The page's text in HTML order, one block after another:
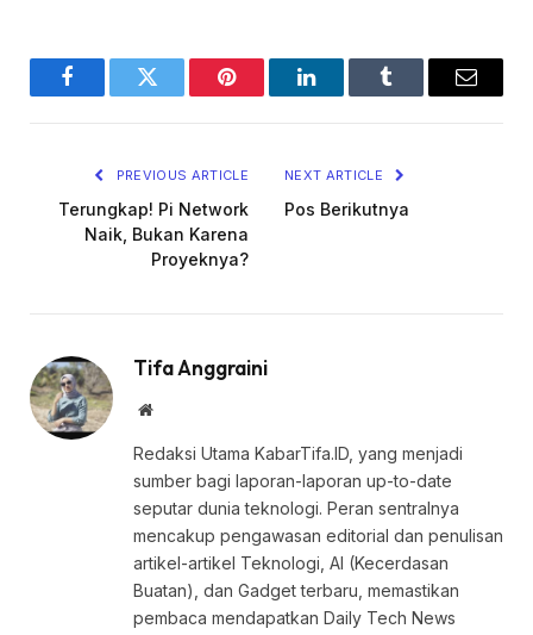
FacebookTwitter Pinterest LinkedInTumblr Email
PREVIOUS ARTICLE
Terungkap! Pi Network
Naik, Bukan Karena
Proyeknya?
NEXT ARTICLE
Pos Berikutnya
Tifa Anggraini
Website
Redaksi Utama KabarTifa.ID, yang menjadi
sumber bagi laporan-laporan up-to-date
seputar dunia teknologi. Peran sentralnya
mencakup pengawasan editorial dan penulisan
artikel-artikel Teknologi, AI (Kecerdasan
Buatan), dan Gadget terbaru, memastikan
pembaca mendapatkan Daily Tech News